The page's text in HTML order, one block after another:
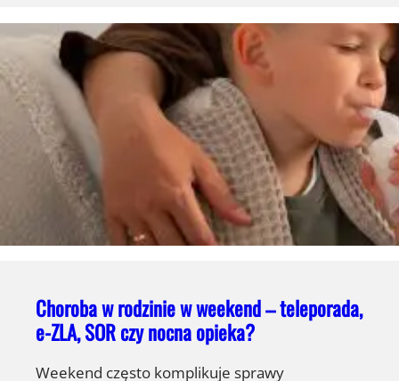
Choroba w rodzinie w weekend – teleporada,
e-ZLA, SOR czy nocna opieka?
Weekend często komplikuje sprawy